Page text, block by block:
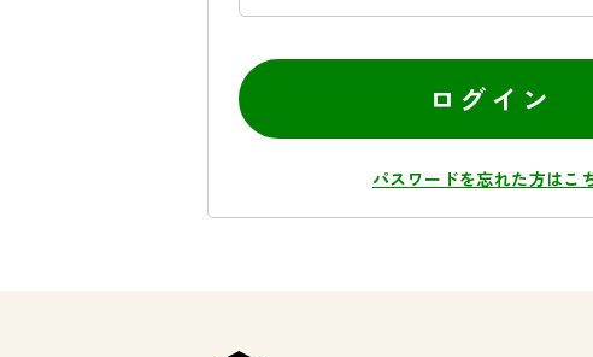
ログイン
パスワードを忘れた方はこ